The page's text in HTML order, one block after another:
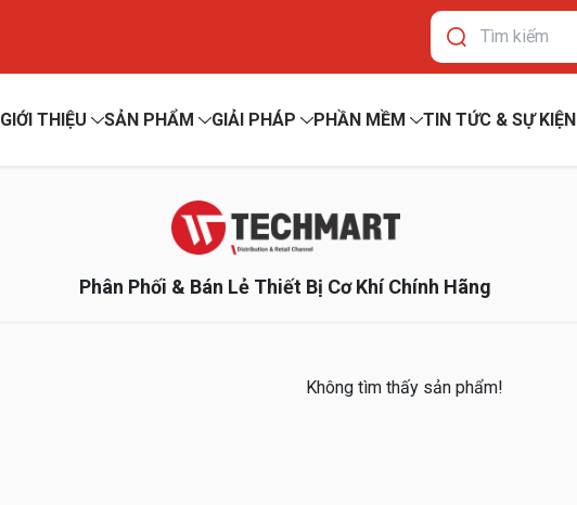
GIỚI THIỆU SẢN PHẨM GIẢI PHÁP PHẦN MỀM TIN TỨC & SỰ KIỆN
Phân Phối & Bán Lẻ Thiết Bị Cơ Khí Chính Hãng
Không tìm thấy sản phẩm!